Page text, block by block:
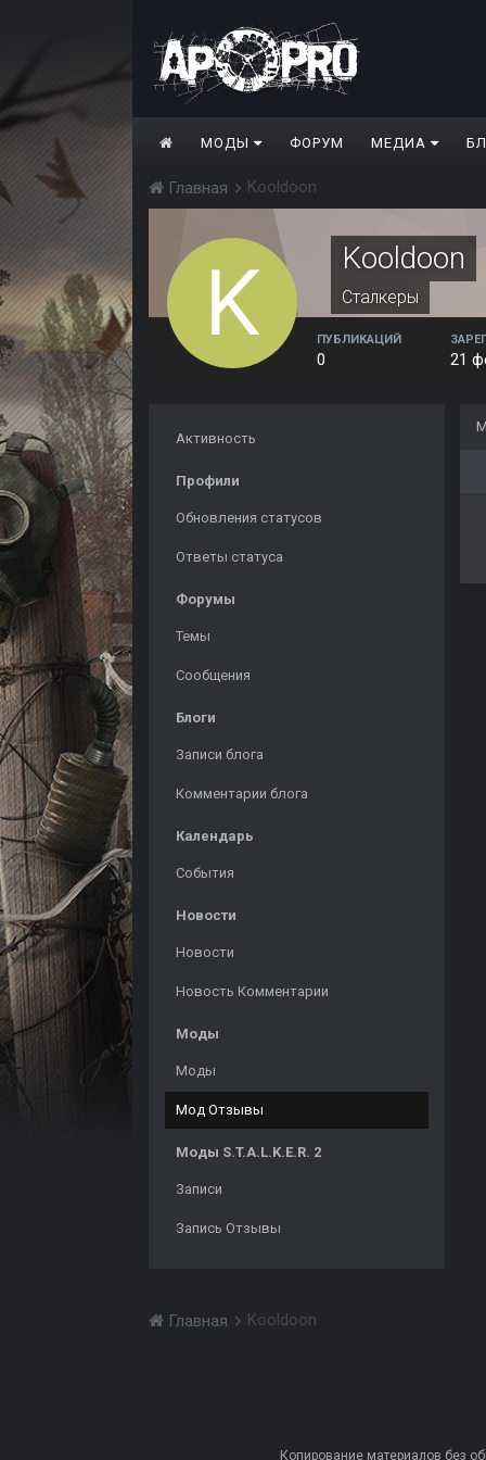
МОДЫ ФОРУМ МЕДИА
Главная Kooldoon
Kooldoon
Сталкеры
ПУБЛИКАЦИЙ
0 21
Активность
Профили
Обновления статусов
Ответы статуса
Форумы
Темы
Сообщения
Блоги
Записи блога
Комментарии блога
Календарь
События
Новости
Новости
Новость Комментарии
Моды
Моды
Мод Отзывы
Моды S.T.A.L.K.E.R. 2
Записи
Запись Отзывы
Главная Kooldoon
Копирование материалов без